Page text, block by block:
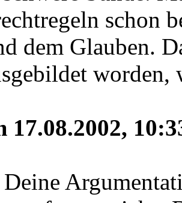
schon
dem Glauben.
worden,
17.08.2002,